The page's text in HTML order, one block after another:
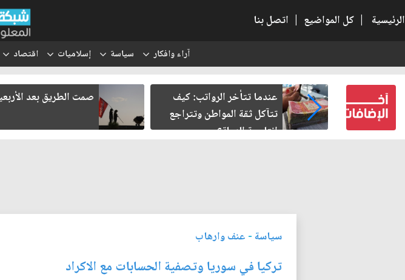
الرئيسية | كل المواضيع | اتصل بنا
آراء وافكار سياسة إسلاميات اقتصاد
كيف
وتتراجع
صمت الطريق بعد الأربعين
اقتصاد العراق في غرفة
الإنقاذ؟
سياسة- عنف وارهاب
تركيا في سوريا وتصفية الحسابات مع الاكراد